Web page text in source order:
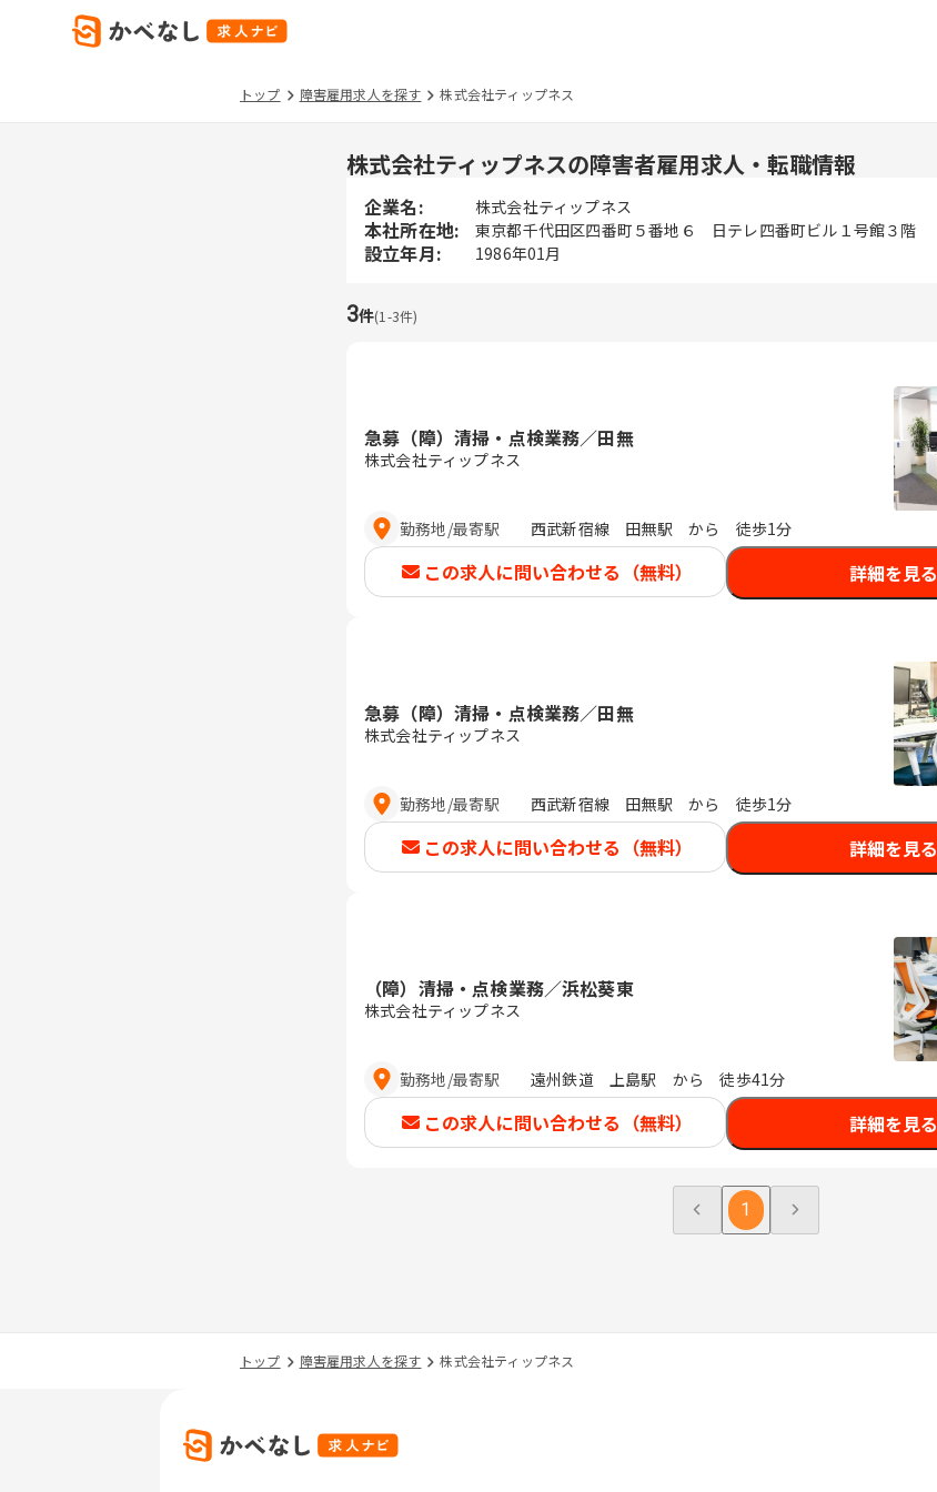
トップ 障害雇用求人を探す 株式会社ティップネス
株式会社ティップネスの障害者雇用求人・転職情報
企業名: 株式会社ティップネス
本社所在地: 東京都千代田区四番町５番地６ 日テレ四番町ビル１号館３階
設立年月: 1986年01月
3件(1 -3件)
急募（障）清掃・点検業務／田無
株式会社ティップネス
勤務地/最寄駅 西武新宿線 田無駅 から 徒歩1分
この求人に問い合わせる（無料） 詳細を見る
急募（障）清掃・点検業務／田無
株式会社ティップネス
勤務地/最寄駅 西武新宿線 田無駅 から 徒歩1分
この求人に問い合わせる（無料） 詳細を見る
（障）清掃・点検業務／浜松葵東
株式会社ティップネス
勤務地/最寄駅 遠州鉄道 上島駅 から 徒歩41分
この求人に問い合わせる（無料） 詳細を見る
1
トップ 障害雇用求人を探す 株式会社ティップネス